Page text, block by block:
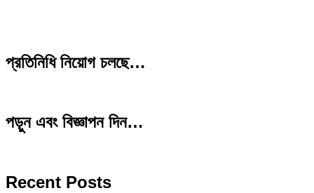
প্রতিনিধি নিয়োগ চলছে…
পড়ুন এবং বিজ্ঞাপন দিন…
Recent Posts